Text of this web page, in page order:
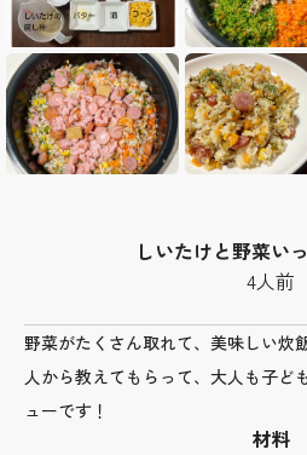
しいたけと野菜い
4人前
野菜がたくさん取れて、美味しい炊
人から教えてもらって、大人も子ど
ューです！
材料